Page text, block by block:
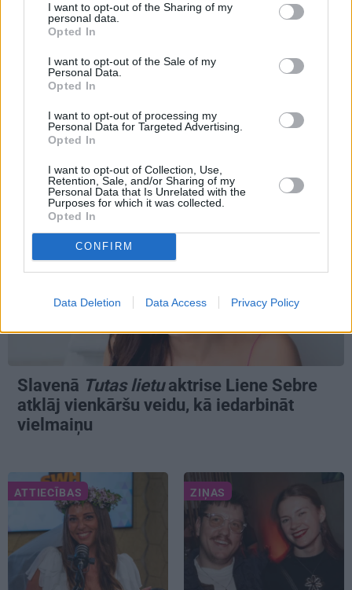
I want to opt-out of the Sharing of my
personal data.
Opted In
I want to opt-out of the Sale of my
Personal Data.
Opted In
I want to opt-out of processing my
Personal Data for Targeted Advertising.
Opted In
I want to opt-out of Collection, Use,
Retention, Sale, and/or Sharing of my
Personal Data that Is Unrelated with the
Purposes for which it was collected.
Opted In
CONFIRM
Data Deletion Data Access Privacy Policy
Brūsa Vilisa sieva atklāj, par ko šovasar
ZIŅAS
Slavenā Tutas lietuaktrise Liene Sebre
atklāj vienkāršu veidu, kā iedarbināt
vielmaiņu
ATTIECĪBAS ZIŅAS